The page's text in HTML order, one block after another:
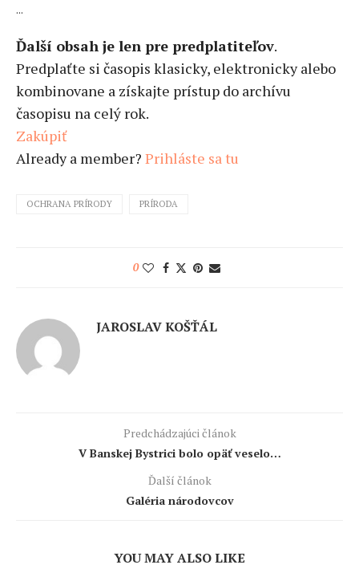
...
Ďalší obsah je len pre predplatiteľov.
Predplaťte si časopis klasicky, elektronicky alebo
kombinovane a získajte prístup do archívu
časopisu na celý rok.
Zakúpiť
Already a member? Prihláste sa tu
OCHRANA PRÍRODY PRÍRODA
0
JAROSLAV KOŠŤÁL
Predchádzajúci článok
V Banskej Bystrici bolo opäť veselo…
Ďalší článok
Galéria národovcov
YOU MAY ALSO LIKE